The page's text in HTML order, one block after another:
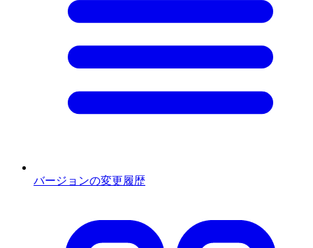
バージョンの変更履歴